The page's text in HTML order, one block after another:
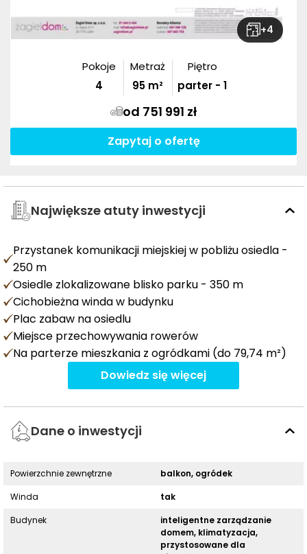
+4
Pokoje
4
Metraż
95 m²
Piętro
parter - 1
od 751 991 zł
Zapytaj o ofertę
Największe atuty inwestycji
Przystanek komunikacji miejskiej w pobliżu osiedla -
250 m
Osiedle zlokalizowane blisko parku - 350 m
Cichobieżna winda w budynku
Plac zabaw na osiedlu
Miejsce przechowywania rowerów
Na parterze mieszkania z ogródkami (do 79,74 m²)
Dowiedz się więcej
Dane o inwestycji
Powierzchnie zewnętrzne
balkon, ogródek
Winda
tak
Budynek
inteligentne zarządzanie
domem, klimatyzacja,
przystosowane dla